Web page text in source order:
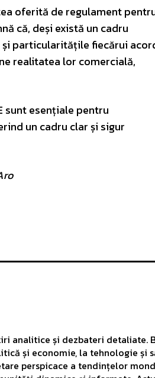
oferită de regulament
că, deși există un cadru
particularitățile fiecărui
realitatea lor comercială,
sunt esențiale pentru
un cadru clar și sigur
analitice și dezbateri
și economie, la tehnologie și
perspicace a tendințelor